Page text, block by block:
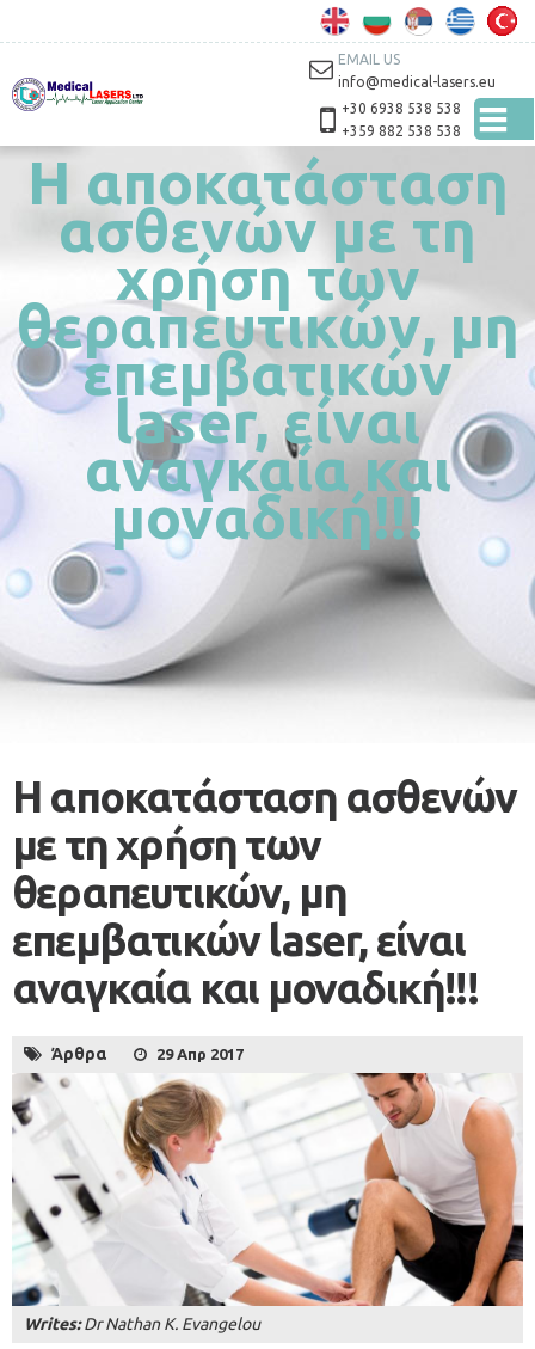
+30 6938 538 538
+359 882 538 538
EMAIL US
info@medical-lasers.eu
Η αποκατάσταση
ασθενών με τη
χρήση των
θεραπευτικών, μη
επεμβατικών
laser, είναι
αναγκαία και
μοναδική!!!
Η αποκατάσταση ασθενών
με τη χρήση των
θεραπευτικών, μη
επεμβατικών laser, είναι
αναγκαία και μοναδική!!!
Άρθρα 29 Απρ 2017
Writes:Dr Nathan K. Evangelou